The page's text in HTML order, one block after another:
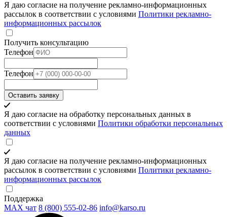
Я даю согласие на получение рекламно-информационных
рассылок в соответствии с условиями Политики рекламно-
информационных рассылок
Получить консультацию
Телефон
Телефон
Оставить заявку
Я даю согласие на обработку персональных данных в
соответствии с условиями Политики обработки персональных
данных
Я даю согласие на получение рекламно-информационных
рассылок в соответствии с условиями Политики рекламно-
информационных рассылок
Поддержка
MAX чат 8 (800) 555‑02‑86 info@karso.ru